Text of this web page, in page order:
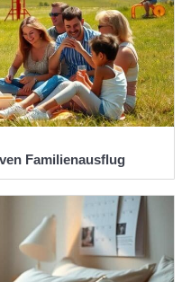
Familienausflug